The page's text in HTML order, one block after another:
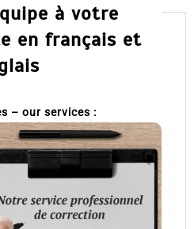
à votre
en français et
– our services :